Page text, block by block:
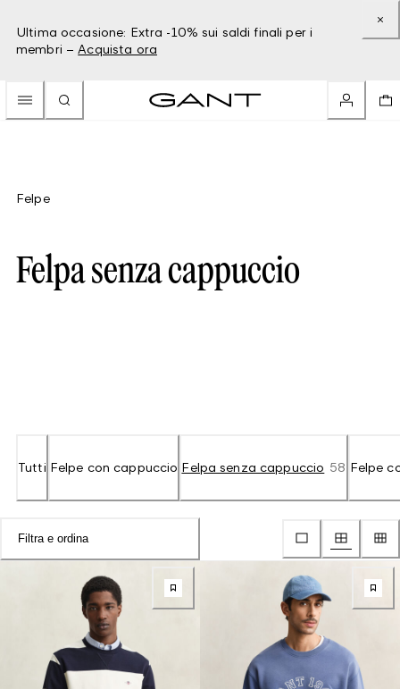
Ultima occasione: Extra -10% sui saldi finali per i
membri – Acquista ora
Felpe
Felpa senza cappuccio
Tutti Felpe con cappuccio Felpa senza cappuccio 58 Felpe
Filtra e ordina